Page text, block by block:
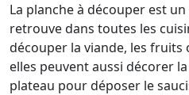
La planche à découper est
retrouve dans toutes les
découper la viande, les fruits
elles peuvent aussi décorer
plateau pour déposer le